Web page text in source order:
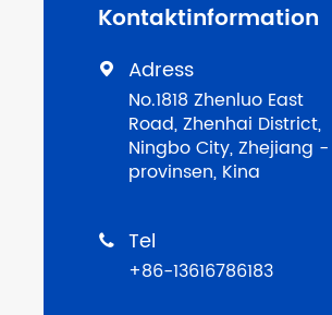
Kontaktinformation
 Adress
No.1818 Zhenluo East
Road, Zhenhai District,
Ningbo City, Zhejiang -
provinsen, Kina
 Tel
+86-13616786183